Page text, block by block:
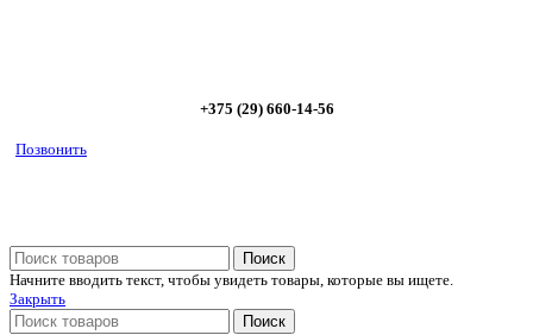
+375 (29) 660-14-56
Позвонить
Поиск
Начните вводить текст, чтобы увидеть товары, которые вы ищете.
Закрыть
Поиск